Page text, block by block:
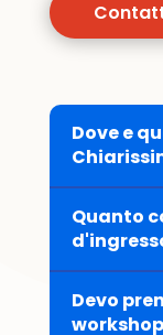
Dove e
Quanto
Devo